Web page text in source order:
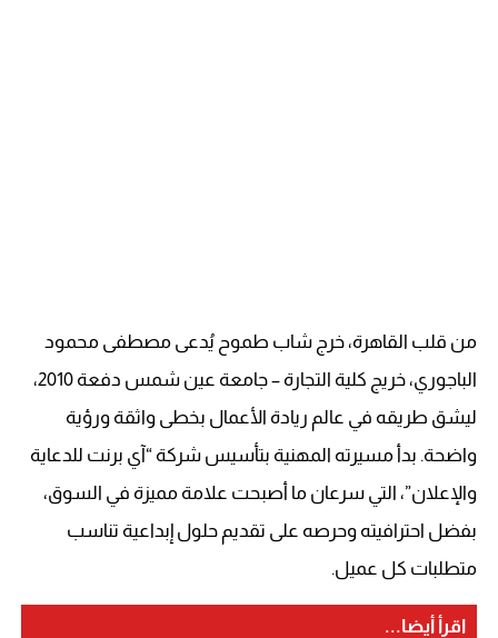
من قلب القاهرة، خرج شاب طموح يُدعى مصطفى محمود
الباجوري، خريج كلية التجارة – جامعة عين شمس دفعة 2010،
ليشق طريقه في عالم ريادة الأعمال بخطى واثقة ورؤية
واضحة. بدأ مسيرته المهنية بتأسيس شركة “آي برنت للدعاية
والإعلان”، التي سرعان ما أصبحت علامة مميزة في السوق،
بفضل احترافيته وحرصه على تقديم حلول إبداعية تناسب
متطلبات كل عميل.
اقرأ أيضا...